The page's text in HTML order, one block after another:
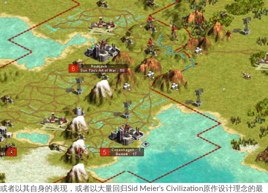
者以其自身的表现，或者以大量回归Sid Meier’s Civilization原作设计理念的最